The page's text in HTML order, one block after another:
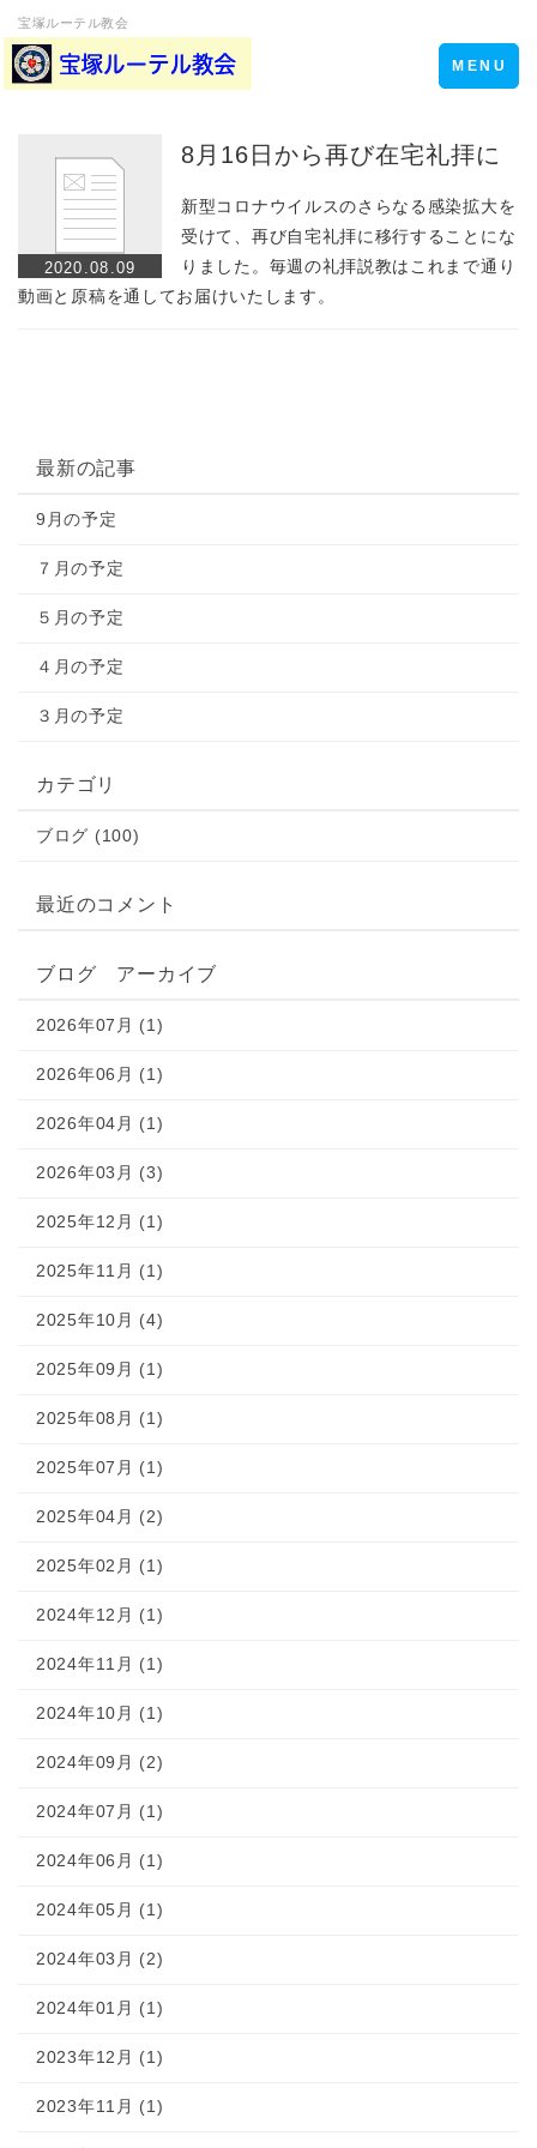
宝塚ルーテル教会
Toggle
navigation
MENU
2020.08.09
8月16日から再び在宅礼拝に
新型コロナウイルスのさらなる感染拡大を
受けて、再び自宅礼拝に移行することにな
りました。毎週の礼拝説教はこれまで通り
動画と原稿を通してお届けいたします。
最新の記事
9月の予定
７月の予定
５月の予定
４月の予定
３月の予定
カテゴリ
ブログ (100)
最近のコメント
ブログ アーカイブ
2026年07月 (1)
2026年06月 (1)
2026年04月 (1)
2026年03月 (3)
2025年12月 (1)
2025年11月 (1)
2025年10月 (4)
2025年09月 (1)
2025年08月 (1)
2025年07月 (1)
2025年04月 (2)
2025年02月 (1)
2024年12月 (1)
2024年11月 (1)
2024年10月 (1)
2024年09月 (2)
2024年07月 (1)
2024年06月 (1)
2024年05月 (1)
2024年03月 (2)
2024年01月 (1)
2023年12月 (1)
2023年11月 (1)